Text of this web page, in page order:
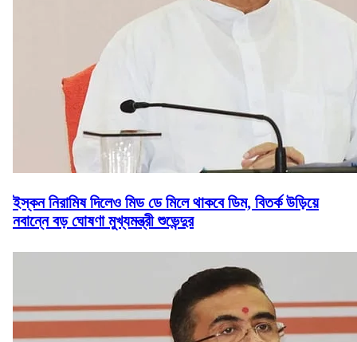
ইস্কন নিরামিষ দিলেও মিড ডে মিলে থাকবে ডিম, বিতর্ক উড়িয়ে
নবান্নে বড় ঘোষণা মুখ্যমন্ত্রী শুভেন্দুর